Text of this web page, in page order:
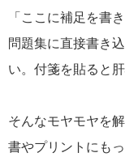
「ここに補足を書
問題集に直接書き
い。付箋を貼ると
そんなモヤモヤを
書やプリントにも